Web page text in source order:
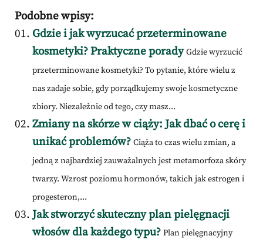
Podobne wpisy:
Gdzie i jak wyrzucać przeterminowane
kosmetyki? Praktyczne porady Gdzie wyrzucić
przeterminowane kosmetyki? To pytanie, które wielu z
nas zadaje sobie, gdy porządkujemy swoje kosmetyczne
zbiory. Niezależnie od tego, czy masz...
Zmiany na skórze w ciąży: Jak dbać o cerę i
unikać problemów? Ciąża to czas wielu zmian, a
jedną z najbardziej zauważalnych jest metamorfoza skóry
twarzy. Wzrost poziomu hormonów, takich jak estrogen i
progesteron,...
Jak stworzyć skuteczny plan pielęgnacji
włosów dla każdego typu? Plan pielęgnacyjny